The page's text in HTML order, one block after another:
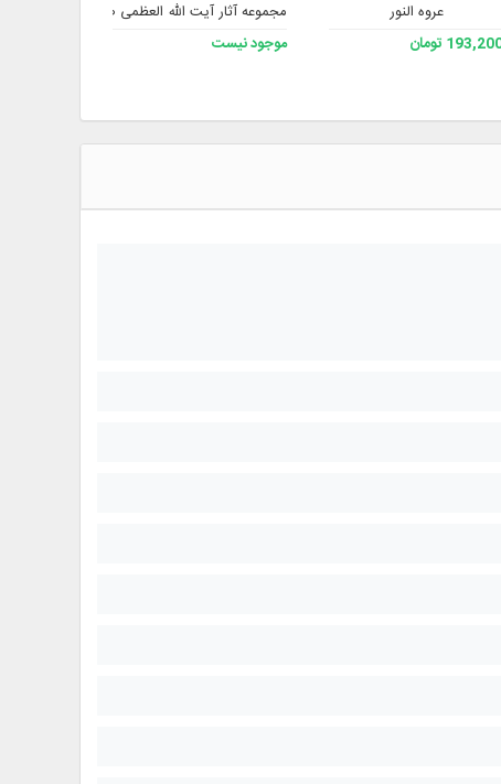
عروه النور
تومان
مجموعه آثار آیت الله العظمی صافی گلپایگانی (ره)
موجود نیست